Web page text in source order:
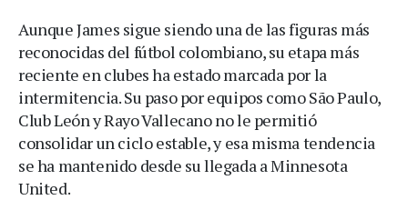
Aunque James sigue siendo una de las figuras más
reconocidas del fútbol colombiano, su etapa más
reciente en clubes ha estado marcada por la
intermitencia. Su paso por equipos como São Paulo,
Club León y Rayo Vallecano no le permitió
consolidar un ciclo estable, y esa misma tendencia
se ha mantenido desde su llegada a Minnesota
United.